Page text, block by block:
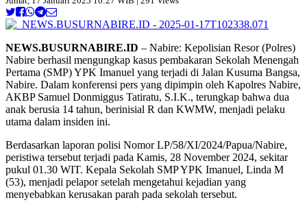
NEWS.BUSURNABIRE.ID – Nabire: Kepolisian Resor (Polres)
Nabire berhasil mengungkap kasus pembakaran Sekolah Menengah
Pertama (SMP) YPK Imanuel yang terjadi di Jalan Kusuma Bangsa,
Nabire. Dalam konferensi pers yang dipimpin oleh Kapolres Nabire,
AKBP Samuel Donmiggus Tatiratu, S.I.K., terungkap bahwa dua
anak berusia 14 tahun, berinisial R dan KWMW, menjadi pelaku
utama dalam insiden ini.
Berdasarkan laporan polisi Nomor LP/58/XI/2024/Papua/Nabire,
peristiwa tersebut terjadi pada Kamis, 28 November 2024, sekitar
pukul 01.30 WIT. Kepala Sekolah SMP YPK Imanuel, Linda M
(53), menjadi pelapor setelah mengetahui kejadian yang
menyebabkan kerusakan parah pada sekolah tersebut.